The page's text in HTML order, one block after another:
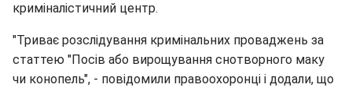
криміналістичний центр.
"Триває розслідування кримінальних проваджень за
статтею "Посів або вирощування снотворного маку
чи конопель", - повідомили правоохоронці і додали, що